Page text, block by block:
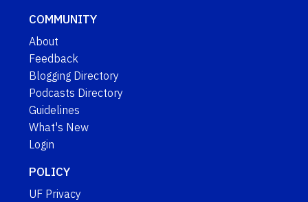
COMMUNITY
About
Feedback
Blogging Directory
Podcasts Directory
Guidelines
What's New
Login
POLICY
UF Privacy